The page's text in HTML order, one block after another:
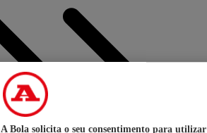
A Bola solicita o seu consentimento para utilizar